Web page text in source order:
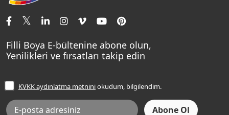
Tavan Boyaları
Ev Bakım ve Hobi Boyaları
Yatak Odası Renkleri
Sentomaxx Sentetik Boya
Sentomaxx İpeksi Mat
Momento Life
Şampanya Rengi
Açık Mavi Rengi
Frezya Rengi
İletişim Bilgilerimiz
Renk Danışma
Filli Ustam
Sıkça Sorulan Sorular
Ücretsiz Yalıtım Keşif Hizmeti
Bilgi Toplumu Hizmetleri
İnternet Sitesi Kullanım Koşulları
Filli Boya E-bültenine abone olun,
Yenilikleri ve fırsatları takip edin
KVKK aydınlatma metniniokudum, bilgilendim.